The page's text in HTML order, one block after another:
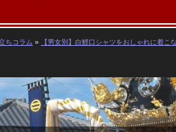
ちコラム »
【男女別】白鯉口シャツをおしゃれに着こ